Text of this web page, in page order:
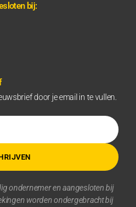
bij:
door je email in te vullen.
ondernemer en aangesloten bij
worden ondergebracht bij